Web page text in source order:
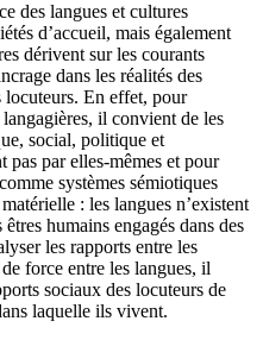
des langues et cultures
d’accueil, mais également
dérivent sur les courants
dans les réalités des
locuteurs. En effet, pour
il convient de les
social, politique et
pas par elles-mêmes et pour
systèmes sémiotiques
: les langues n’existent
humains engagés dans des
les rapports entre les
force entre les langues, il
sociaux des locuteurs de
laquelle ils vivent.